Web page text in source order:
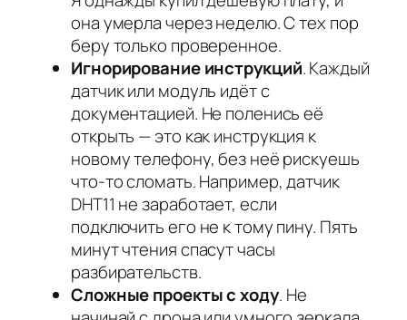
она умерла через неделю. С тех пор
беру только проверенное.
Игнорирование инструкций. Каждый
датчик или модуль идёт с
документацией. Не поленись её
открыть — это как инструкция к
новому телефону, без неё рискуешь
что-то сломать. Например, датчик
DHT11 не заработает, если
подключить его не к тому пину. Пять
минут чтения спасут часы
разбирательств.
Сложные проекты с ходу. Не